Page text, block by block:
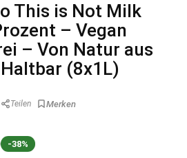
This is Not Milk
– Vegan
– Von Natur aus
(8x1L)
Teilen
-38%